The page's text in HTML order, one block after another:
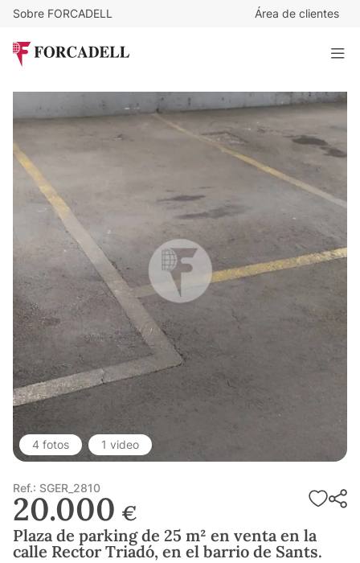
Sobre FORCADELL Área de clientes
20.000
Triadó, en el barrio de Sants.
4 fotos 1 video
Ref.: SGER_2810
20.000 €
Plaza de parking de 25 m² en venta en la
calle Rector Triadó, en el barrio de Sants.